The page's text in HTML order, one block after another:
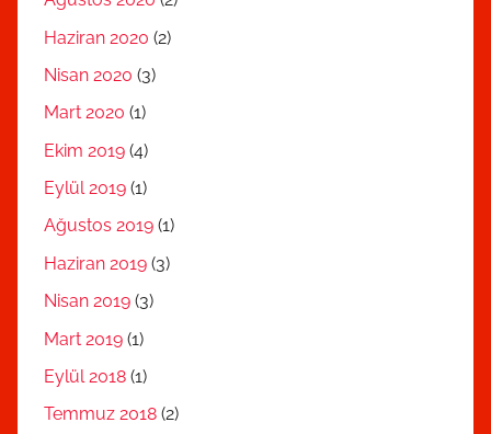
Haziran 2020 (2)
Nisan 2020 (3)
Mart 2020 (1)
Ekim 2019 (4)
Eylül 2019 (1)
Ağustos 2019 (1)
Haziran 2019 (3)
Nisan 2019 (3)
Mart 2019 (1)
Eylül 2018 (1)
Temmuz 2018 (2)